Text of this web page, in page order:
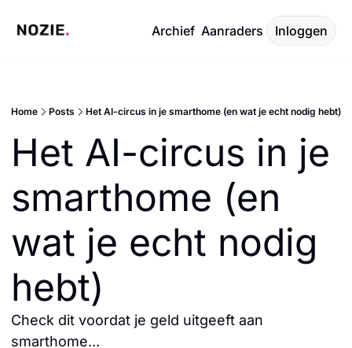
Archief Aanraders Inloggen
Home Posts Het AI-circus in je smarthome (en wat je echt nodig hebt)
Het AI-circus in je
smarthome (en
wat je echt nodig
hebt)
Check dit voordat je geld uitgeeft aan
smarthome...